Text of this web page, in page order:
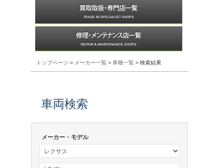
トップページ > メーカー一覧 > 車種一覧 > 検索結果
車両検索
メーカー・モデル